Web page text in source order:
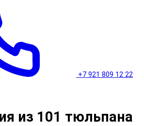
+7 921 809 12 22
из 101 тюльпана